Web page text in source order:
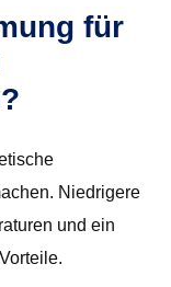
für
Niedrigere
und ein